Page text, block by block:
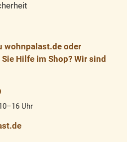
wohnpalast.de oder
Hilfe im Shop? Wir sind
Uhr